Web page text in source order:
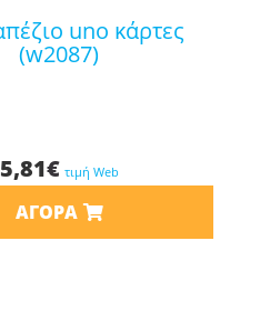
(w2087)
5,81€ τιμή Web
ΑΓΟΡΆ